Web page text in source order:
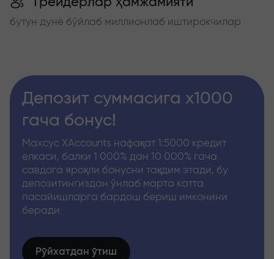
бутун дунё бўйлаб миллионлаб иштирокчилар
Депозит суммасига x1000
гача бонус!
Махсус XAccounts нафақат 1:5000 кредит
елкаси, балки 1 000% дан 10 000% гача
савдога яроқли бонусни тақдим этади, бу
депозитингиздан ўнлаб марта катта
пасайишларга бардош бериш имконини
беради
Рўйхатдан ўтиш